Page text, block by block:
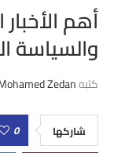
أهم
والسياسة
كتبهZedan
شاركها 0